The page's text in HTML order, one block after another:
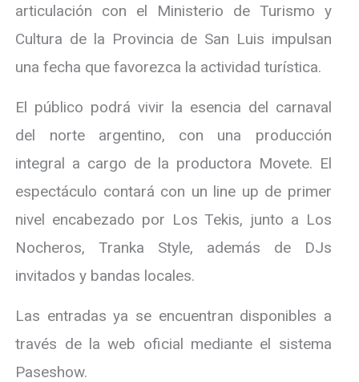
articulación con el Ministerio de Turismo y
Cultura de la Provincia de San Luis impulsan
una fecha que favorezca la actividad turística.
El público podrá vivir la esencia del carnaval
del norte argentino, con una producción
integral a cargo de la productora Movete. El
espectáculo contará con un line up de primer
nivel encabezado por Los Tekis, junto a Los
Nocheros, Tranka Style, además de DJs
invitados y bandas locales.
Las entradas ya se encuentran disponibles a
través de la web oficial mediante el sistema
Paseshow.